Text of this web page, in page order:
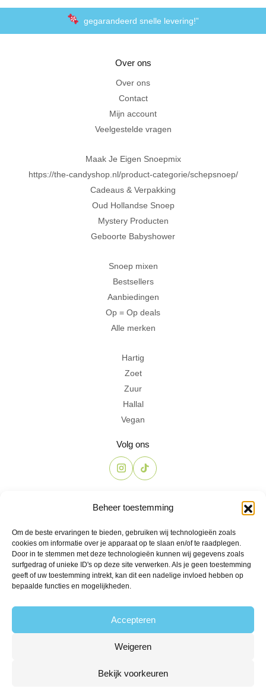
Beheer toestemming
Om de beste ervaringen te bieden, gebruiken wij technologieën zoals
cookies om informatie over je apparaat op te slaan en/of te raadplegen.
Door in te stemmen met deze technologieën kunnen wij gegevens zoals
surfgedrag of unieke ID's op deze site verwerken. Als je geen toestemming
geeft of uw toestemming intrekt, kan dit een nadelige invloed hebben op
bepaalde functies en mogelijkheden.
Accepteren
Weigeren
Bekijk voorkeuren
gegarandeerd snelle levering!”
Al 20 jaar in Amersfoort
Over ons
Over ons
Contact
Mijn account
Veelgestelde vragen
Maak Je Eigen Snoepmix
https://the-candyshop.nl/product-categorie/schepsnoep/
Cadeaus & Verpakking
Oud Hollandse Snoep
Mystery Producten
Geboorte Babyshower
Snoep mixen
Bestsellers
Aanbiedingen
Op = Op deals
Alle merken
Hartig
Zoet
Zuur
Hallal
Vegan
Volg ons
info@the-candyshop.nl
Langestraat 106, 3811 AK, Amersfoort
© 2026 Alle rechten voorbehouden
Leveringsvoorwaarden